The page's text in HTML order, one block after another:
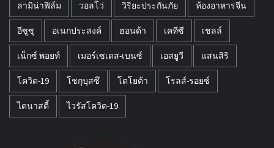
ลามิน่าฟิล์ม วอลโว่ วิริยะประกันภัย ห้องอาหารจีน
อีซูซุ อเนกประสงค์ ฮอนด้า เคทีซี เชลล์
เน็กซ์ พอยท์ เมอร์เซเดส-เบนซ์ เอสยูวี แสนสิริ
โควิด-19 โชกุบุสซึ โตโยต้า โรลส์-รอยซ์
ไดนาสตี้ ไวรัสโควิด-19